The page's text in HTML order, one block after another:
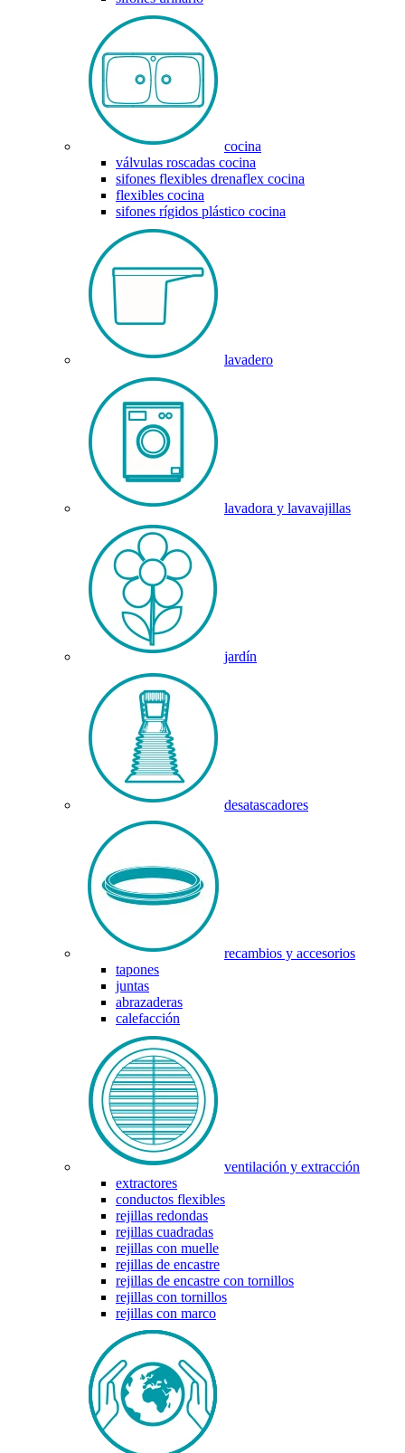
cocina
válvulas roscadas cocina
sifones flexibles drenaflex cocina
flexibles cocina
sifones rígidos plástico cocina
lavadero
lavadora y lavavajillas
jardín
desatascadores
recambios y accesorios
tapones
juntas
abrazaderas
calefacción
ventilación y extracción
extractores
conductos flexibles
rejillas redondas
rejillas cuadradas
rejillas con muelle
rejillas de encastre
rejillas de encastre con tornillos
rejillas con tornillos
rejillas con marco